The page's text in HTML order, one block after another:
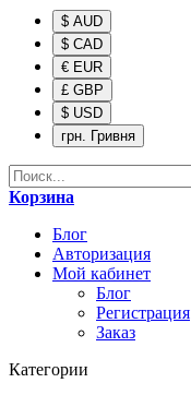
$ AUD
$ CAD
€ EUR
£ GBP
$ USD
грн. Гривня
Корзина
Блог
Авторизация
Мой кабинет
Блог
Регистрация
Заказ
Категории